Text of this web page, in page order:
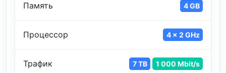
Память 4 GB
Процессор 4 x 2 GHz
Трафик 7 TB 1 000 Mbit/s